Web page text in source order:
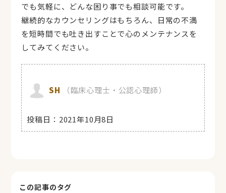
でも気軽に、どんな困り事でも相談可能です。
継続的なカウンセリングはもちろん、日常の不満
を短時間でも吐き出すことで心のメンテナンスを
してみてください。
SH （臨床心理士・公認心理師）
投稿日： 2021年10月8日
この記事のタグ